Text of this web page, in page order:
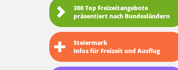
300 Top Freizeitangebote
präsentiert nach Bundesländern
Steiermark
Infos für Freizeit und Ausflug